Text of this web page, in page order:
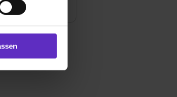
hast oder die